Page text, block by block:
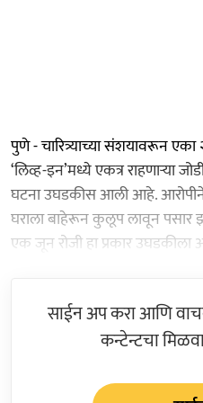
पुणे - चारित्र्याच्या संशयावरून
‘लिव्ह-इन’मध्ये एकत्र राहणाऱ्या
घटना उघडकीस आली आहे.
घराला बाहेरून कुलूप लावून पसार
एक जून रोजी हा प्रकार उघडकीला
साईन अप करा आणि
कन्टेन्टचा